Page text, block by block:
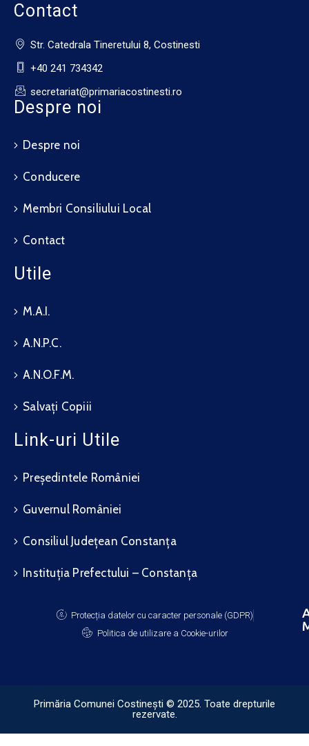
Contact
Str. Catedrala Tineretului 8, Costinesti
+40 241 734342
secretariat@primariacostinesti.ro​
Despre noi
Despre noi
Conducere
Membri Consiliului Local
Contact
Utile
M.A.I.
A.N.P.C.
A.N.O.F.M.
Salvați Copiii
Link-uri Utile
Președintele României
Guvernul României
Consiliul Județean Constanța
Instituția Prefectului – Constanța
Protecția datelor cu caracter personale (GDPR)
Politica de utilizare a Cookie-urilor
Primăria Comunei Costinești © 2025. Toate drepturile
rezervate.